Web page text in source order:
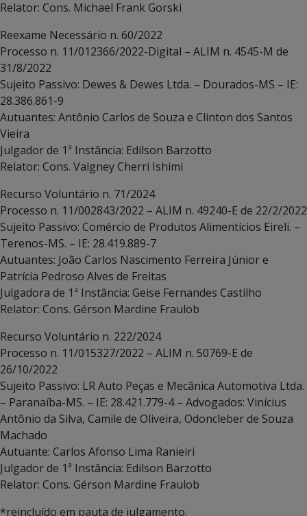
Relator: Cons. Michael Frank Gorski
Reexame Necessário n. 60/2022
Processo n. 11/012366/2022-Digital – ALIM n. 4545-M de
31/8/2022
Sujeito Passivo: Dewes & Dewes Ltda. – Dourados-MS – IE:
28.386.861-9
Autuantes: Antônio Carlos de Souza e Clinton dos Santos
Vieira
Julgador de 1ª Instância: Edilson Barzotto
Relator: Cons. Valgney Cherri Ishimi
Recurso Voluntário n. 71/2024
Processo n. 11/002843/2022 – ALIM n. 49240-E de 22/2/2022
Sujeito Passivo: Comércio de Produtos Alimentícios Eireli. –
Terenos-MS. – IE: 28.419.889-7
Autuantes: João Carlos Nascimento Ferreira Júnior e
Patrícia Pedroso Alves de Freitas
Julgadora de 1ª Instância: Geise Fernandes Castilho
Relator: Cons. Gérson Mardine Fraulob
Recurso Voluntário n. 222/2024
Processo n. 11/015327/2022 – ALIM n. 50769-E de
26/10/2022
Sujeito Passivo: LR Auto Peças e Mecânica Automotiva Ltda.
– Paranaíba-MS. – IE: 28.421.779-4 – Advogados: Vinícius
Antônio da Silva, Camile de Oliveira, Odoncleber de Souza
Machado
Autuante: Carlos Afonso Lima Ranieiri
Julgador de 1ª Instância: Edilson Barzotto
Relator: Cons. Gérson Mardine Fraulob
*reincluído em pauta de julgamento.